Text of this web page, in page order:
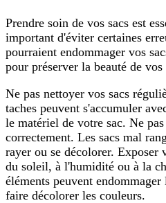
Prendre soin de vos sacs est
important d'éviter certaines
pourraient endommager vos
pour préserver la beauté de vos
Ne pas nettoyer vos sacs
taches peuvent s'accumuler
le matériel de votre sac. Ne
correctement. Les sacs mal
rayer ou se décolorer. Exposer
du soleil, à l'humidité ou à la
éléments peuvent
faire décolorer les couleurs.